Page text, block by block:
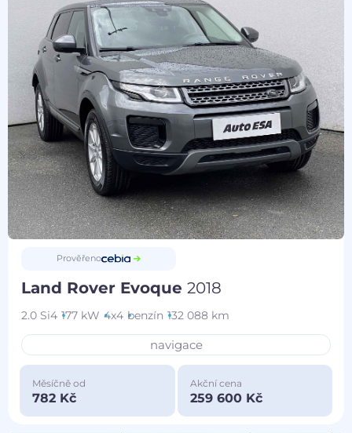
Prověřeno
Land Rover Evoque2018
2.0 Si4 177 kW 4x4 benzín 132 088 km
navigace
Měsíčně od
782 Kč
Akční cena
259 600 Kč